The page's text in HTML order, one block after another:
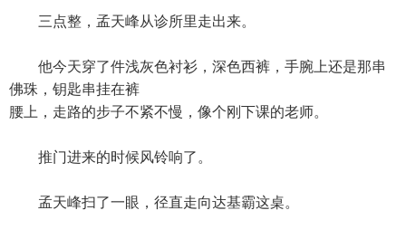
三点整，孟天峰从诊所里走出来。
他今天穿了件浅灰色衬衫，深色西裤，手腕上还是那串
佛珠，钥匙串挂在裤
腰上，走路的步子不紧不慢，像个刚下课的老师。
推门进来的时候风铃响了。
孟天峰扫了一眼，径直走向达基霸这桌。